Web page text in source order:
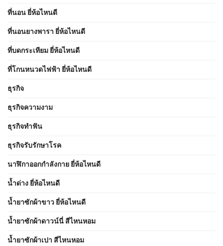
ที่นอน ยี่ห้อไหนดี
ที่นอนยางพารา ยี่ห้อไหนดี
ที่บดกระเทียม ยี่ห้อไหนดี
ที่โกนหนวดไฟฟ้า ยี่ห้อไหนดี
ธุรกิจ
ธุรกิจความงาม
ธุรกิจทำฟัน
ธุรกิจรับรักษาโรค
นาฬิกาออกกำลังกาย ยี่ห้อไหนดี
น้ำด่าง ยี่ห้อไหนดี
น้ำยาซักผ้าขาว ยี่ห้อไหนดี
น้ำยาซักผ้าดาวน์นี่ สีไหนหอม
น้ำยาซักผ้าเปา สีไหนหอม